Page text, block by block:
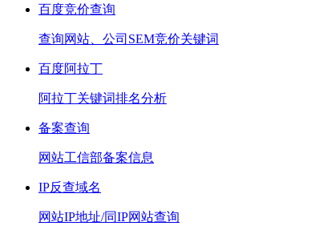
百度竞价查询
查询网站、公司SEM竞价关键词
百度阿拉丁
阿拉丁关键词排名分析
备案查询
网站工信部备案信息
IP反查域名
网站IP地址/同IP网站查询